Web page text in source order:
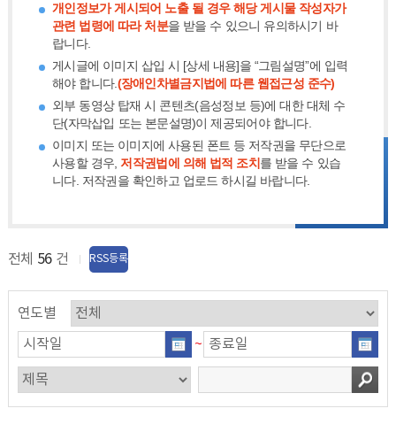
개인정보가 게시되어 노출 될 경우 해당 게시물 작성자가
관련 법령에 따라 처분을 받을 수 있으니 유의하시기 바
랍니다.
게시글에 이미지 삽입 시 [상세 내용]을 “그림설명”에 입력
해야 합니다.(장애인차별금지법에 따른 웹접근성 준수)
외부 동영상 탑재 시 콘텐츠(음성정보 등)에 대한 대체 수
단(자막삽입 또는 본문설명)이 제공되어야 합니다.
이미지 또는 이미지에 사용된 폰트 등 저작권을 무단으로
사용할 경우, 저작권법에 의해 법적 조치 를 받을 수 있습
니다. 저작권을 확인하고 업로드 하시길 바랍니다.
전체 56 건 RSS등록
연도별
~